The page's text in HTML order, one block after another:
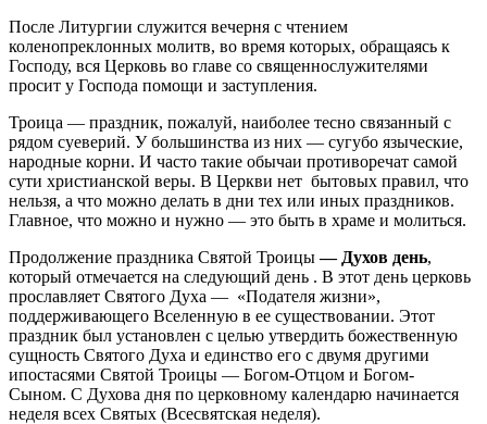
После Литургии служится вечерня с чтением
коленопреклонных молитв, во время которых, обращаясь к
Господу, вся Церковь во главе со священнослужителями
просит у Господа помощи и заступления.
Троица — праздник, пожалуй, наиболее тесно связанный с
рядом суеверий. У большинства из них — сугубо языческие,
народные корни. И часто такие обычаи противоречат самой
сути христианской веры. В Церкви нет бытовых правил, что
нельзя, а что можно делать в дни тех или иных праздников.
Главное, что можно и нужно — это быть в храме и молиться.
Продолжение праздника Святой Троицы— Духов день,
который отмечается на следующий день . В этот день церковь
прославляет Святого Духа — «Подателя жизни»,
поддерживающего Вселенную в ее существовании. Этот
праздник был установлен с целью утвердить божественную
сущность Святого Духа и единство его с двумя другими
ипостасями Святой Троицы — Богом-Отцом и Богом-
Сыном. С Духова дня по церковному календарю начинается
неделя всех Святых (Всесвятская неделя).